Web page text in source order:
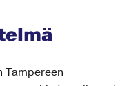
Tampereen